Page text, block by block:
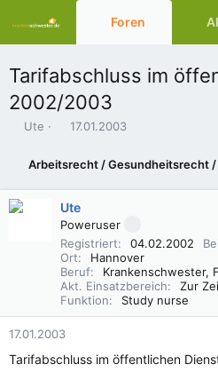
Foren
Tarifabschluss im
2002/2003
E
e
Ute
E
t
e
l
l
a
m
17.01.2003
Arbeitsrecht / Gesundheitsrecht
Ute
Poweruser
Registriert
04.02.2002
Ort
Hannover
Beruf
Akt. Einsatzbereich
Zur
Funktion
Study nurse
17.01.2003
Tarifabschluss im öffentlichen